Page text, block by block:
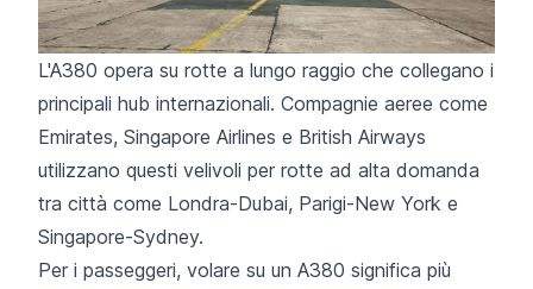
L'A380 opera su rotte a lungo raggio che collegano i
principali hub internazionali. Compagnie aeree come
Emirates, Singapore Airlines e British Airways
utilizzano questi velivoli per rotte ad alta domanda
tra città come Londra-Dubai, Parigi-New York e
Singapore-Sydney.
Per i passeggeri, volare su un A380 significa più